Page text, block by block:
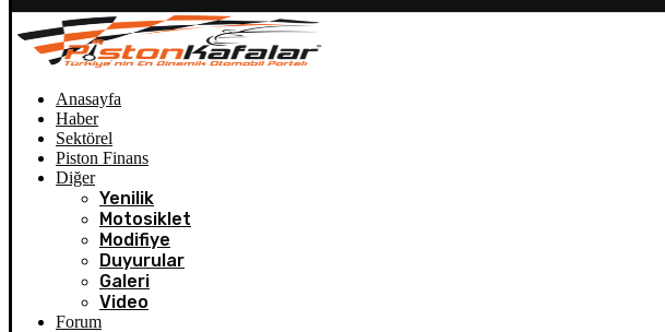
Anasayfa
Haber
Sektörel
Piston Finans
Diğer
Yenilik
Motosiklet
Modifiye
Duyurular
Galeri
Video
Forum